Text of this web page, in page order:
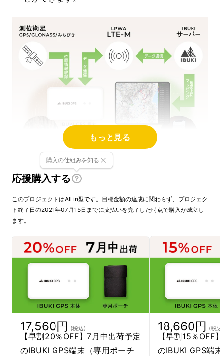
道に迷った時や怪我で動けな
くなった時のために
もっと見る
応援購入する
購入の仕組みを知る
このプロジェクトはAll in型です。目標金額の達成に関わらず、プロジェク
ト終了日の2021年07月15日までに支払いを完了した時点で購入が成立し
ます。
17,560円 (税込)
【早割20％OFF】7月中出荷予定
のIBUKI GPS端末（専用ポーチ
18,660円 (税
【早割15％
のIBUKI GPS端